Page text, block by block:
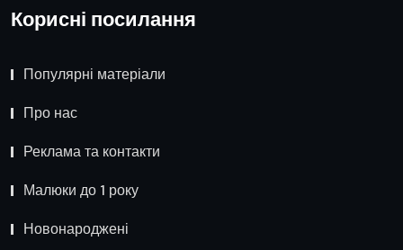
Корисні посилання
Популярні матеріали
Про нас
Реклама та контакти
Малюки до 1 року
Новонароджені